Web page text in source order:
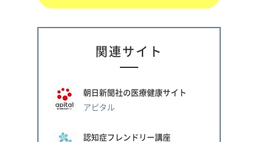
関連サイト
朝日新聞社の医療健康サイト
アピタル
認知症フレンドリー講座